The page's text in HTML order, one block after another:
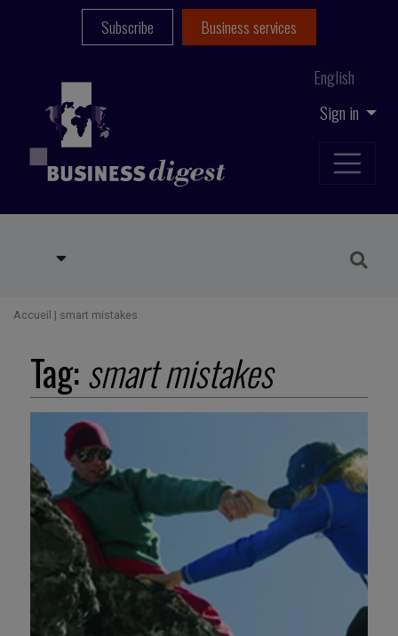
Sign in
English
Subscribe Business services
Accueil | smart mistakes
Tag:smart mistakes